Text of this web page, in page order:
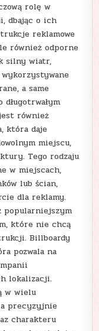
rolę w
dbając o ich
reklamowe
również odporne
silny wiatr,
a same
również
która daje
miejscu,
Tego rodzaju
w miejscach,
lub ścian,
dla reklamy.
popularniejszym
które nie chcą
Billboardy
pozwala na
lokalizacji.
w wielu
precyzyjnie
charakteru